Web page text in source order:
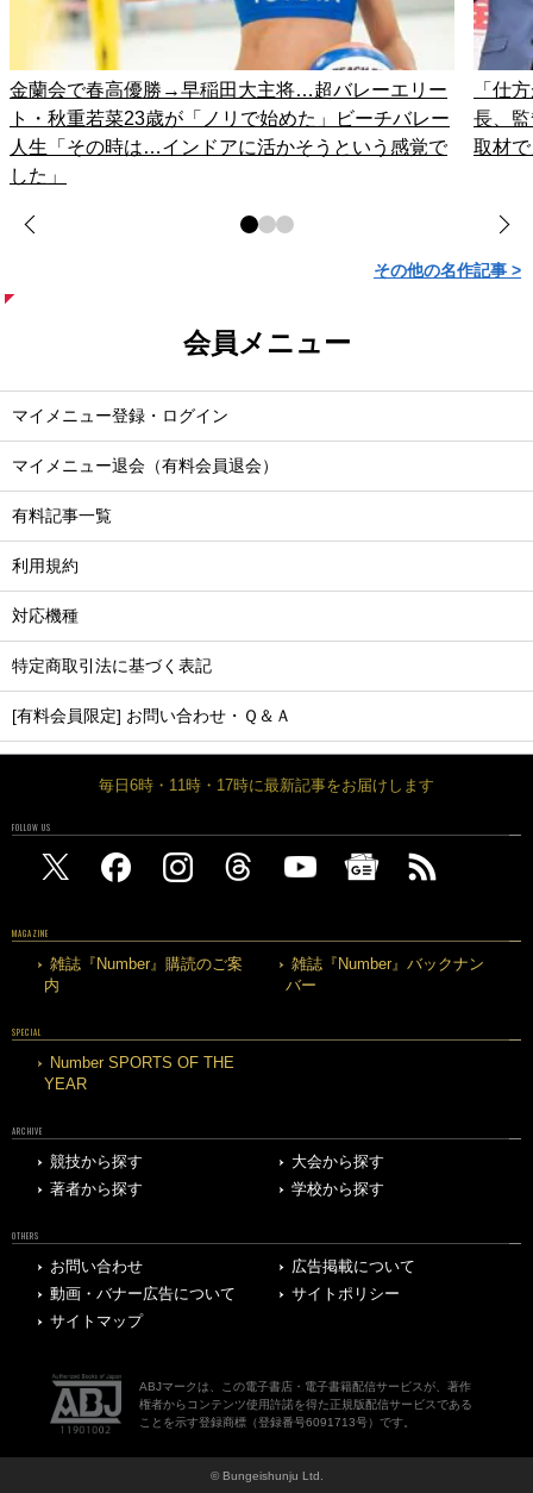
金蘭会で春高優勝→早稲田大主将…超バレーエリー
ト・秋重若菜23歳が「ノリで始めた」ビーチバレー
人生「その時は…インドアに活かそうという感覚で
した」
「仕
長、
取材で
その他の名作記事 >
会員メニュー
マイメニュー登録・ログイン
マイメニュー退会（有料会員退会）
有料記事一覧
利用規約
対応機種
特定商取引法に基づく表記
[有料会員限定] お問い合わせ・Ｑ＆Ａ
毎日6時・11時・17時に最新記事をお届けします
FOLLOW US
MAGAZINE
雑誌『Number』購読のご案
内
雑誌『Number』バックナン
バー
SPECIAL
Number SPORTS OF THE
YEAR
ARCHIVE
競技から探す
大会から探す
著者から探す
学校から探す
OTHERS
お問い合わせ
広告掲載について
動画・バナー広告について
サイトポリシー
サイトマップ
ABJマークは、この電子書店・電子書籍配信サービスが、著作
権者からコンテンツ使用許諾を得た正規版配信サービスである
ことを示す登録商標（登録番号6091713号）です。
© Bungeishunju Ltd.